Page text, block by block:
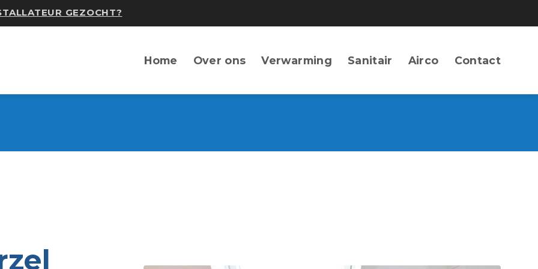
GEZOCHT?
Home Over ons Verwarming Sanitair Airco Contact